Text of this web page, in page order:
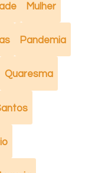
Mulher
Pandemia
Quaresma